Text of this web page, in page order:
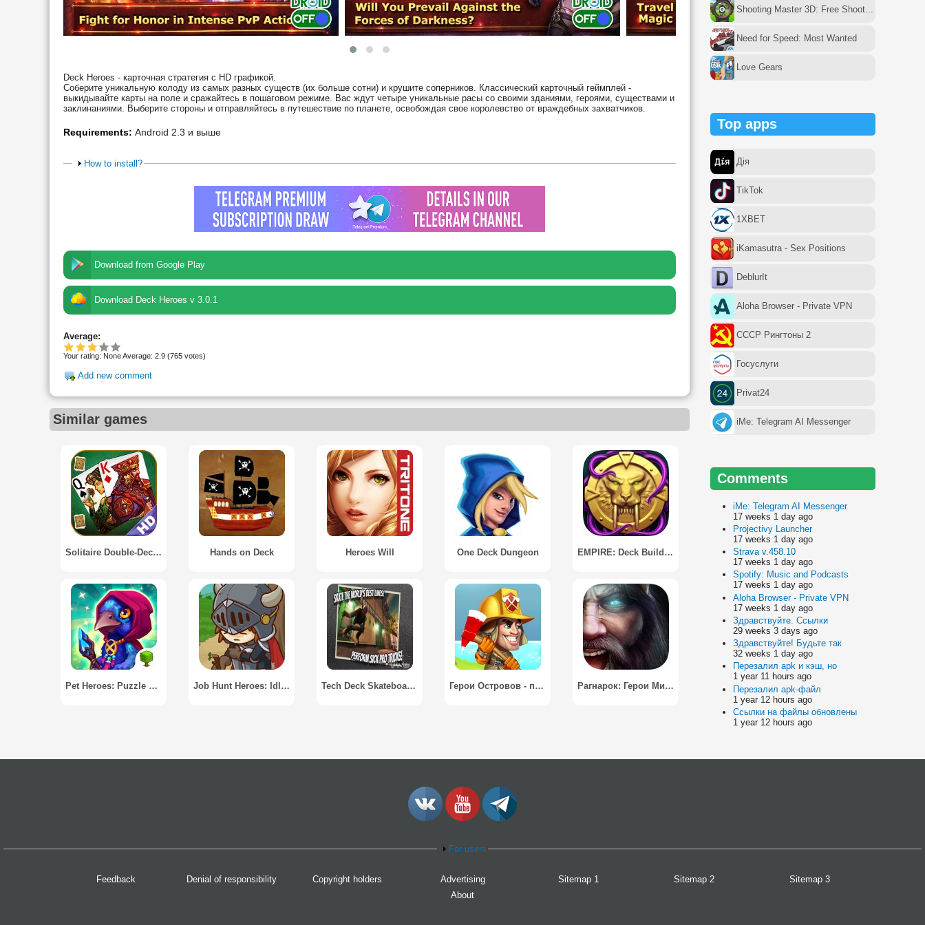
Deck Heroes - карточная стратегия с HD графикой.
Соберите уникальную колоду из самых разных существ (их больше сотни) и крушите соперников. Классический карточный геймплей -
выкидывайте карты на поле и сражайтесь в пошаговом режиме. Вас ждут четыре уникальные расы со своими зданиями, героями, существами и
заклинаниями. Выберите стороны и отправляйтесь в путешествие по планете, освобождая свое королевство от враждебных захватчиков.
Requirements: Android 2.3 и выше
How to install?
Download from Google Play
Download Deck Heroes v 3.0.1
Average:
Your rating: NoneAverage: 2.9 (765 votes)
Add new comment
Similar games
Solitaire Double-Deck HD Hands on Deck Heroes Will One Deck Dungeon EMPIRE: Deck Building Strategy
Pet Heroes: Puzzle Adventure Job Hunt Heroes: Idle RPG Tech Deck Skateboarding Герои Островов - пошаговая стратегия / Casual Heroes - turn-based strategy Рагнарок: Герои Мидгарда / Ragnarok: Heroes of Midgard
Shooting Master 3D: Free Shoot...
Need for Speed: Most Wanted
Love Gears
Top apps
Дія
TikTok
1XBET
iKamasutra - Sex Positions
DeblurIt
Aloha Browser - Private VPN
СССР Рингтоны 2
Госуслуги
Privat24
iMe: Telegram AI Messenger
Comments
iMe: Telegram AI Messenger
17 weeks 1 day ago
Projectivy Launcher
17 weeks 1 day ago
Strava v.458.10
17 weeks 1 day ago
Spotify: Music and Podcasts
17 weeks 1 day ago
Aloha Browser - Private VPN
17 weeks 1 day ago
Здравствуйте. Ссылки
29 weeks 3 days ago
Здравствуйте! Будьте так
32 weeks 1 day ago
Перезалил apk и кэш, но
1 year 11 hours ago
Перезалил apk-файл
1 year 12 hours ago
Ссылки на файлы обновлены
1 year 12 hours ago
For users
Feedback Denial of responsibility Copyright holders Advertising Sitemap 1 Sitemap 2
Sitemap 3
About